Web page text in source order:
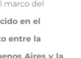
marco del
en el
entre la
Aires y la